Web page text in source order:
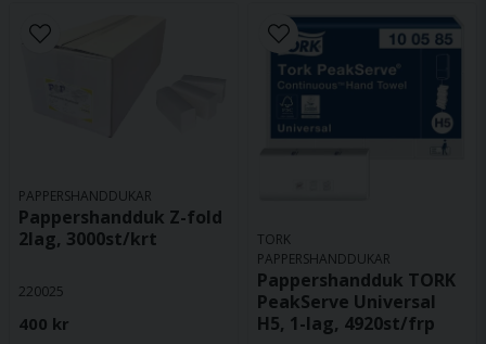
PAPPERSHANDDUKAR
Pappershandduk Z-fold
2lag, 3000st/krt
220025
400 kr
TORK
PAPPERSHANDDUKAR
Pappershandduk TORK
PeakServe Universal
H5, 1-lag, 4920st/frp